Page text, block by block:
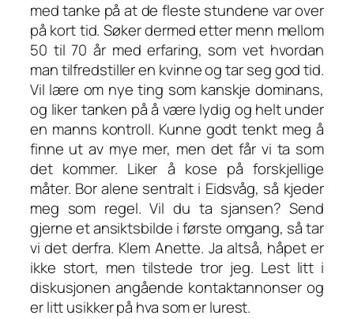
med tanke på at de fleste stundene var over
på kort tid. Søker dermed etter menn mellom
50 til 70 år med erfaring, som vet hvordan
man tilfredstiller en kvinne og tar seg god tid.
Vil lære om nye ting som kanskje dominans,
og liker tanken på å være lydig og helt under
en manns kontroll. Kunne godt tenkt meg å
finne ut av mye mer, men det får vi ta som
det kommer. Liker å kose på forskjellige
måter. Bor alene sentralt i Eidsvåg, så kjeder
meg som regel. Vil du ta sjansen? Send
gjerne et ansiktsbilde i første omgang, så tar
vi det derfra. Klem Anette. Ja altså, håpet er
ikke stort, men tilstede tror jeg. Lest litt i
diskusjonen angående kontaktannonser og
er litt usikker på hva som er lurest.